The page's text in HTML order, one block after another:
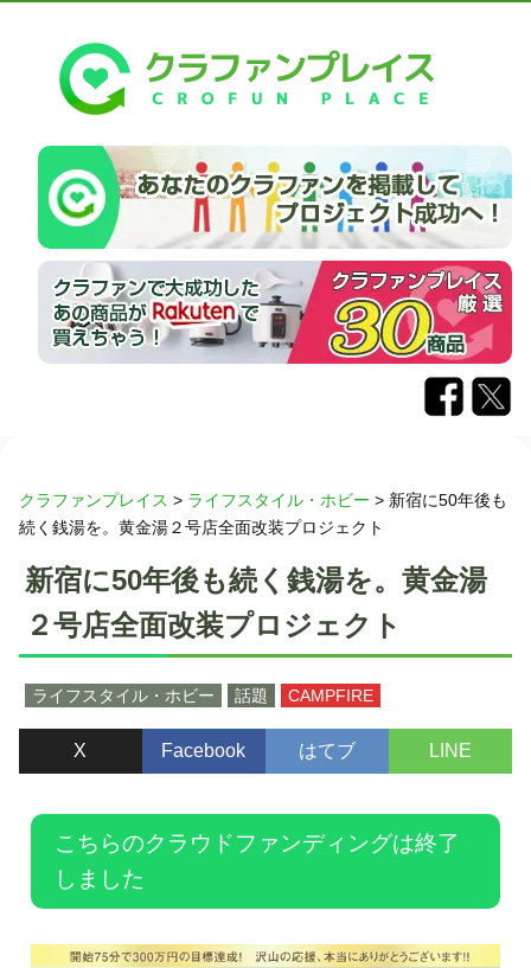
クラファンプレイス > ライフスタイル・ホビー > 新宿に50年後も
続く銭湯を。黄金湯２号店全面改装プロジェクト
新宿に50年後も続く銭湯を。黄金湯
２号店全面改装プロジェクト
ライフスタイル・ホビー 話題 CAMPFIRE
X Facebook はてブ LINE
こちらのクラウドファンディングは終了
しました